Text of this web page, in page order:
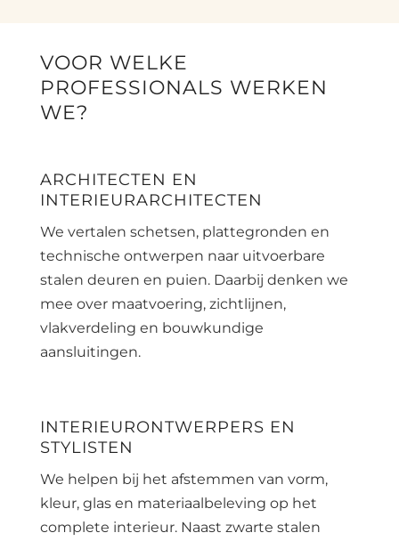
VOOR WELKE
PROFESSIONALS WERKEN
WE?
ARCHITECTEN EN
INTERIEURARCHITECTEN
We vertalen schetsen, plattegronden en
technische ontwerpen naar uitvoerbare
stalen deuren en puien. Daarbij denken we
mee over maatvoering, zichtlijnen,
vlakverdeling en bouwkundige
aansluitingen.
INTERIEURONTWERPERS EN
STYLISTEN
We helpen bij het afstemmen van vorm,
kleur, glas en materiaalbeleving op het
complete interieur. Naast zwarte stalen